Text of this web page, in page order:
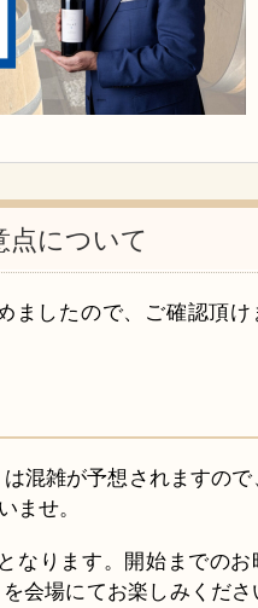
点について
ましたので、ご確認頂け
混雑が予想されますので
ませ。
なります。開始までのお
会場にてお楽しみくださ